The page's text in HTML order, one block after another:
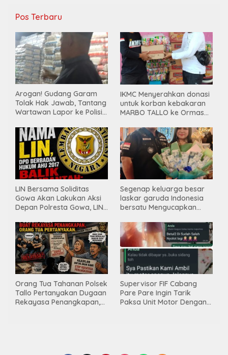
Pos Terbaru
Arogan! Gudang Garam
Tolak Hak Jawab, Tantang
Wartawan Lapor ke Polisi
IKMC Menyerahkan donasi
untuk korban kebakaran
MARBO TALLO ke Ormas
INDONESIA BERSATU
LIN Bersama Soliditas
Gowa Akan Lakukan Aksi
Depan Polresta Gowa, LIN
Ge’eran Nama
Lembaganya Di Catut
Segenap keluarga besar
laskar garuda Indonesia
bersatu Mengucapkan
44 untuk ibu ketua umum
LGIB (Andi Sumarni).
Orang Tua Tahanan Polsek
Tallo Pertanyakan Dugaan
Rekayasa Penangkapan,
Supervisor FIF Cabang
Pare Pare Ingin Tarik
Paksa Unit Motor Dengan